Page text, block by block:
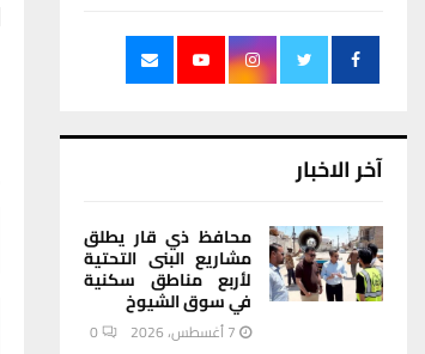
آخر الاخبار
محافظ ذي قار يطلق
مشاريع البنى التحتية
لأربع مناطق سكنية
في سوق الشيوخ
7 أغسطس، 2026 0